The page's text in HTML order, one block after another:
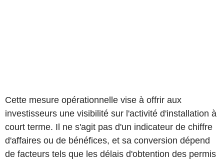
Cette mesure opérationnelle vise à offrir aux
investisseurs une visibilité sur l'activité d'installation à
court terme. Il ne s'agit pas d'un indicateur de chiffre
d'affaires ou de bénéfices, et sa conversion dépend
de facteurs tels que les délais d'obtention des permis